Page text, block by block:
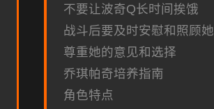
不要让波奇Q长时间挨饿
战斗后要及时安慰和照顾她
尊重她的意见和选择
乔琪帕奇培养指南
角色特点